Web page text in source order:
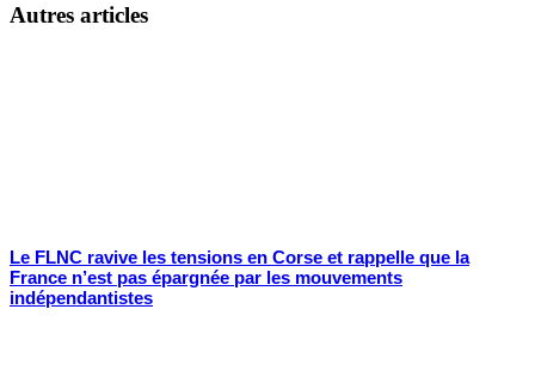
Autres articles
Le FLNC ravive les tensions en Corse et rappelle que la
France n’est pas épargnée par les mouvements
indépendantistes